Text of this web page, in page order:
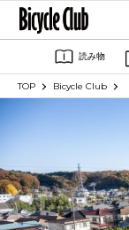
読み物
TOP Bicycle Club